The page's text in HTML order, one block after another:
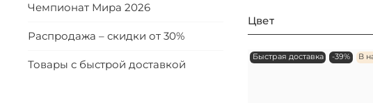
Цвет
Быстрая доставка -39% В
Чемпионат Мира 2026
Распродажа – скидки от 30%
Товары с быстрой доставкой